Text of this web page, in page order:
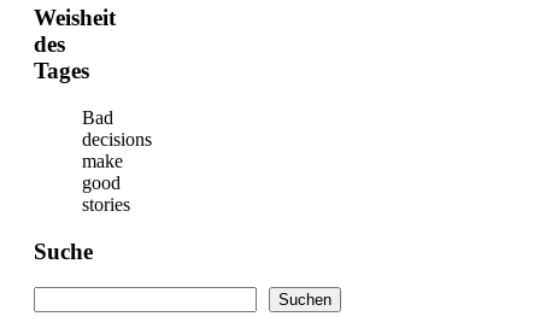
Weisheit
des
Tages
Bad
decisions
make
good
stories
Suche
Suchen